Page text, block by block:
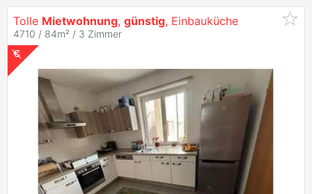
Tolle Mietwohnung, günstig, Einbauküche
4710 / 84m² / 3 Zimmer